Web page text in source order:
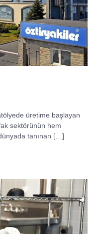
üretime başlayan
sektörünün hem
tanınan […]